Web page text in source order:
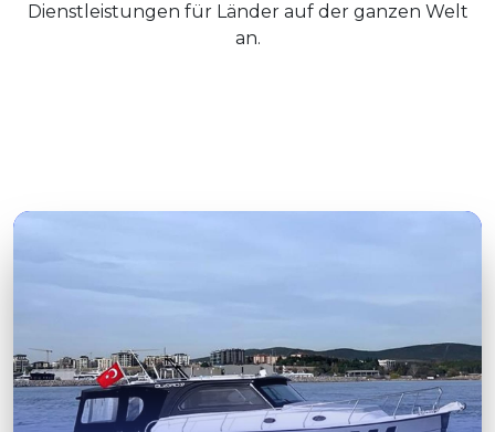
Dienstleistungen für Länder auf der ganzen Welt
an.